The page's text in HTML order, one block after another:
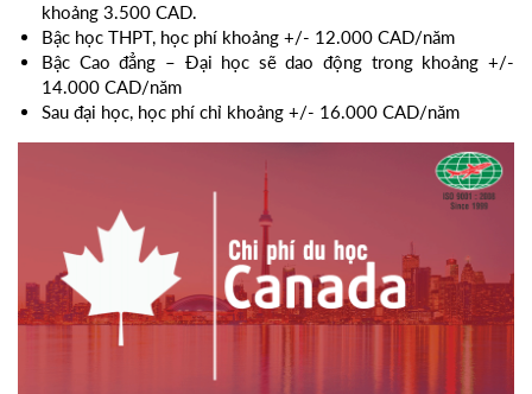
khoảng 3.500 CAD.
Bậc học THPT, học phí khoảng +/- 12.000 CAD/năm
Bậc Cao đẳng – Đại học sẽ dao động trong khoảng +/-
14.000 CAD/năm
Sau đại học, học phí chỉ khoảng +/- 16.000 CAD/năm